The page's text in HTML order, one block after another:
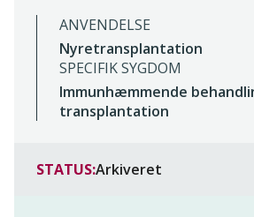
ANVENDELSE
Nyretransplantation
SPECIFIK SYGDOM
Immunhæmmende
transplantation
STATUS:Arkiveret